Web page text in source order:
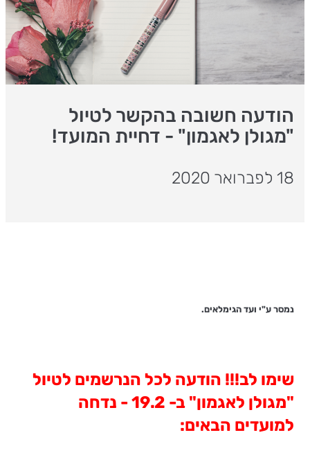
הודעה חשובה בהקשר לטיול
"מגולן לאגמון" - דחיית המועד!
18 לפברואר 2020
נמסר ע"י ועד הגימלאים.
שימו לב!!! הודעה לכל הנרשמים לטיול
"מגולן לאגמון" ב- 19.2 - נדחה
למועדים הבאים: